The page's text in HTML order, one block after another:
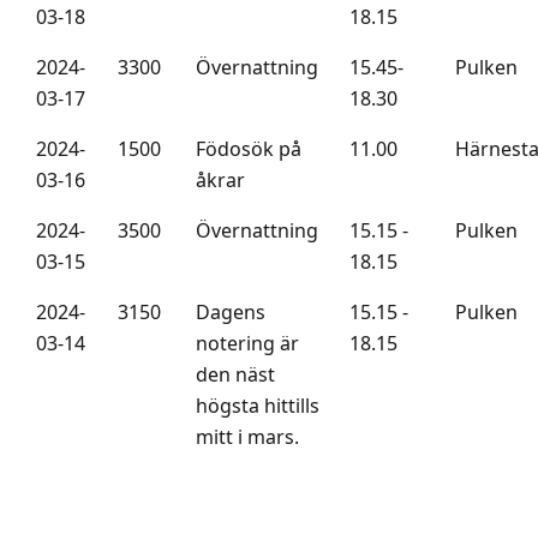
03-18
18.15
2024-
03-17
3300 Övernattning
15.45-
18.30
Pulken
2024-
03-16
1500
Födosök på
åkrar
11.00
2024-
03-15
3500 Övernattning
15.15 -
18.15
Pulken
2024-
03-14
3150
Dagens
notering är
den näst
högsta hittills
mitt i mars.
15.15 -
18.15
Pulken